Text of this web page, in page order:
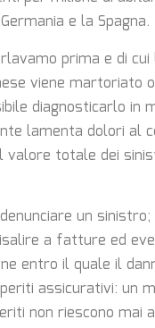
e la Spagna.
prima e di
viene martoriato
diagnosticarlo in
lamenta dolori al
totale dei
un
a fatture ed
entro il quale il
assicurativi: un
non riescono mai